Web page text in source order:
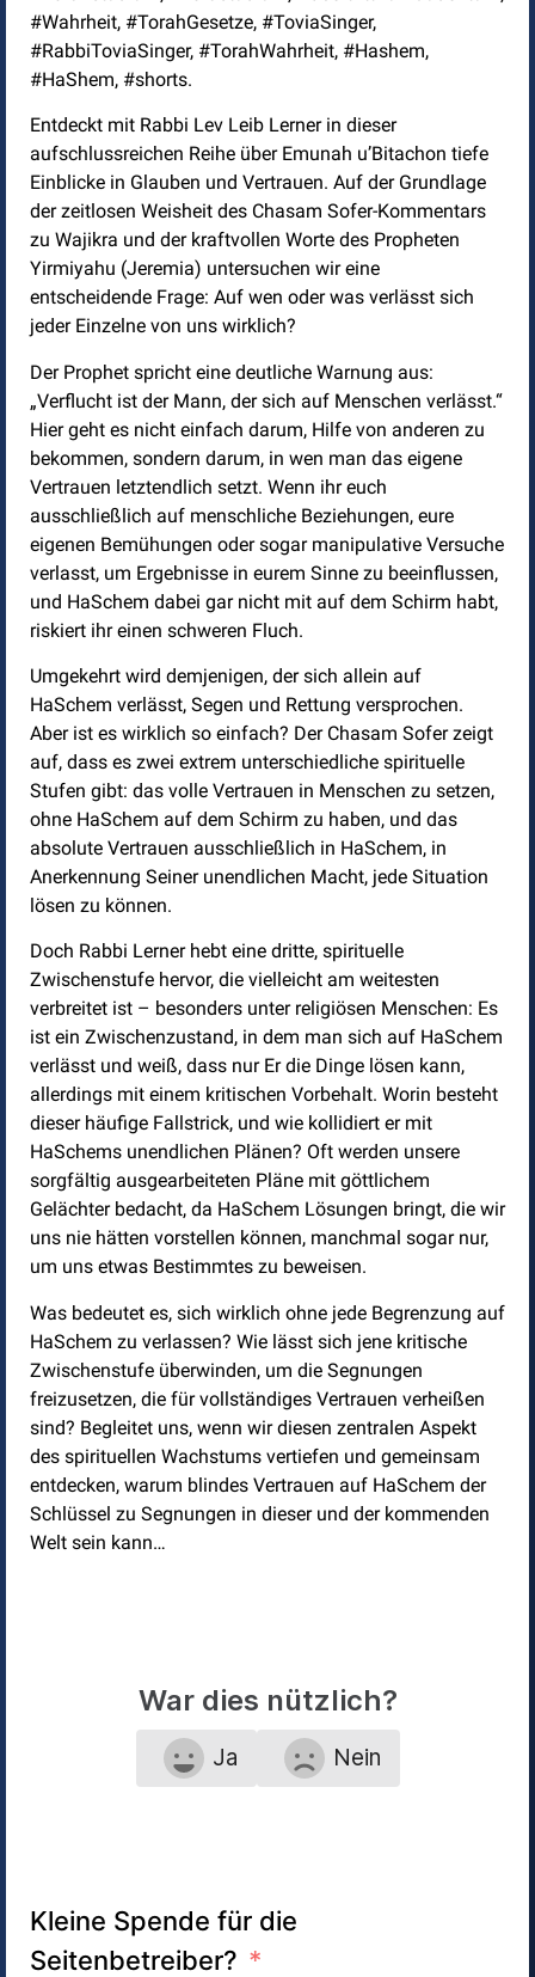
#Wahrheit, #TorahGesetze, #ToviaSinger,
#RabbiToviaSinger, #TorahWahrheit, #Hashem,
#HaShem, #shorts.
Entdeckt mit Rabbi Lev Leib Lerner in dieser
aufschlussreichen Reihe über Emunah u’Bitachon tiefe
Einblicke in Glauben und Vertrauen. Auf der Grundlage
der zeitlosen Weisheit des Chasam Sofer-Kommentars
zu Wajikra und der kraftvollen Worte des Propheten
Yirmiyahu (Jeremia) untersuchen wir eine
entscheidende Frage: Auf wen oder was verlässt sich
jeder Einzelne von uns wirklich?
Der Prophet spricht eine deutliche Warnung aus:
„Verflucht ist der Mann, der sich auf Menschen verlässt.“
Hier geht es nicht einfach darum, Hilfe von anderen zu
bekommen, sondern darum, in wen man das eigene
Vertrauen letztendlich setzt. Wenn ihr euch
ausschließlich auf menschliche Beziehungen, eure
eigenen Bemühungen oder sogar manipulative Versuche
verlasst, um Ergebnisse in eurem Sinne zu beeinflussen,
und HaSchem dabei gar nicht mit auf dem Schirm habt,
riskiert ihr einen schweren Fluch.
Umgekehrt wird demjenigen, der sich allein auf
HaSchem verlässt, Segen und Rettung versprochen.
Aber ist es wirklich so einfach? Der Chasam Sofer zeigt
auf, dass es zwei extrem unterschiedliche spirituelle
Stufen gibt: das volle Vertrauen in Menschen zu setzen,
ohne HaSchem auf dem Schirm zu haben, und das
absolute Vertrauen ausschließlich in HaSchem, in
Anerkennung Seiner unendlichen Macht, jede Situation
lösen zu können.
Doch Rabbi Lerner hebt eine dritte, spirituelle
Zwischenstufe hervor, die vielleicht am weitesten
verbreitet ist – besonders unter religiösen Menschen: Es
ist ein Zwischenzustand, in dem man sich auf HaSchem
verlässt und weiß, dass nur Er die Dinge lösen kann,
allerdings mit einem kritischen Vorbehalt. Worin besteht
dieser häufige Fallstrick, und wie kollidiert er mit
HaSchems unendlichen Plänen? Oft werden unsere
sorgfältig ausgearbeiteten Pläne mit göttlichem
Gelächter bedacht, da HaSchem Lösungen bringt, die wir
uns nie hätten vorstellen können, manchmal sogar nur,
um uns etwas Bestimmtes zu beweisen.
Was bedeutet es, sich wirklich ohne jede Begrenzung auf
HaSchem zu verlassen? Wie lässt sich jene kritische
Zwischenstufe überwinden, um die Segnungen
freizusetzen, die für vollständiges Vertrauen verheißen
sind? Begleitet uns, wenn wir diesen zentralen Aspekt
des spirituellen Wachstums vertiefen und gemeinsam
entdecken, warum blindes Vertrauen auf HaSchem der
Schlüssel zu Segnungen in dieser und der kommenden
Welt sein kann…
War dies nützlich?
Ja Nein
Kleine Spende für die
Seitenbetreiber?